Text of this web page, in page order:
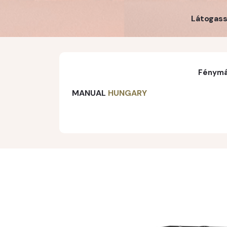
MANUAL HUNGARY